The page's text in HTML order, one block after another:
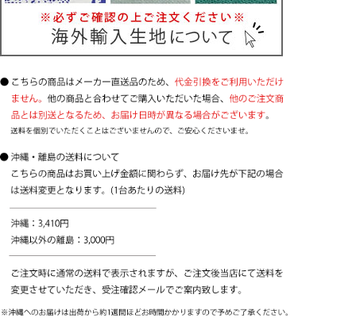
イプ）
シングルシェード【コード式】
コード(ひも)操作で昇降
お手頃価格
せまい幅の小窓におすすめ